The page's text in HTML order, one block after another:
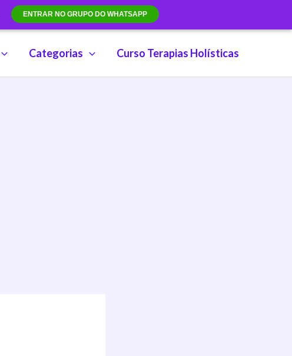
ENTRAR NO GRUPO DO WHATSAPP
Categorias Curso Terapias Holísticas